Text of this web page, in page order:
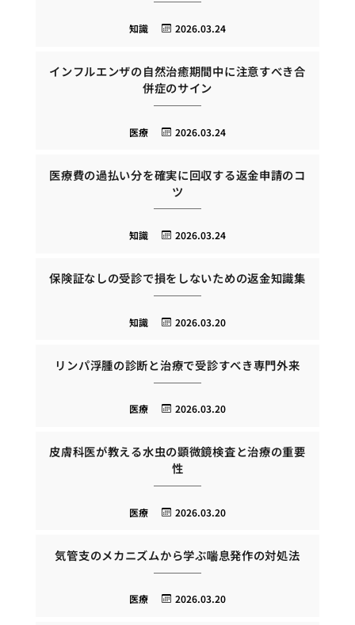
2026.03.24
知識
インフルエンザの自然治癒期間中に注意すべき合
併症のサイン
2026.03.24
医療
医療費の過払い分を確実に回収する返金申請のコ
ツ
2026.03.24
知識
保険証なしの受診で損をしないための返金知識集
2026.03.20
知識
リンパ浮腫の診断と治療で受診すべき専門外来
2026.03.20
医療
皮膚科医が教える水虫の顕微鏡検査と治療の重要
性
2026.03.20
医療
気管支のメカニズムから学ぶ喘息発作の対処法
2026.03.20
医療